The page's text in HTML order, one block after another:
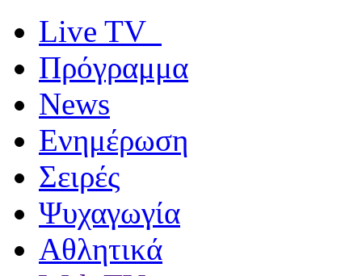
Live TV
Πρόγραμμα
News
Ενημέρωση
Σειρές
Ψυχαγωγία
Αθλητικά